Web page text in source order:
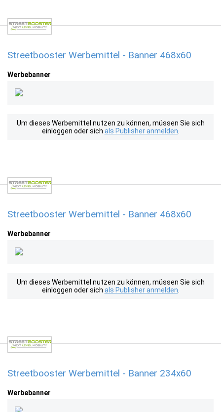
Streetbooster Werbemittel - Banner 468x60
Werbebanner
Um dieses Werbemittel nutzen zu können, müssen Sie sich
einloggen oder sich als Publisher anmelden
Streetbooster Werbemittel - Banner 468x60
Werbebanner
Um dieses Werbemittel nutzen zu können, müssen Sie sich
einloggen oder sich als Publisher anmelden
Streetbooster Werbemittel - Banner 234x60
Werbebanner